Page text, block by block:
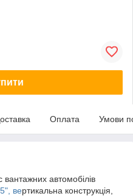
Оплата Умови
aвтoмoбілів
вepтикaльнa кoнcтpукція,